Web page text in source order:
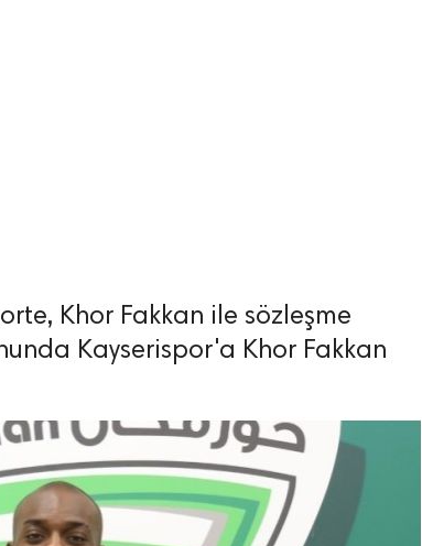
Khor Fakkan ile sözleşme
Kayserispor'a Khor Fakkan